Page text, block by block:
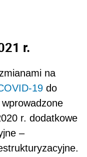
r.
na
19 do
r. dodatkowe
–